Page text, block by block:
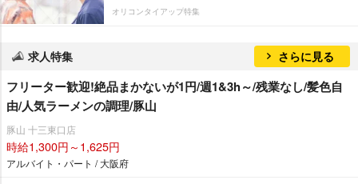
オリコンタイアップ特集
求人特集 さらに見る
フリーター歓迎!絶品まかないが1円/週1&3h～/残業なし/髪色自
由/人気ラーメンの調理/豚山
豚山 十三東口店
時給1,300円～1,625円
アルバイト・パート / 大阪府